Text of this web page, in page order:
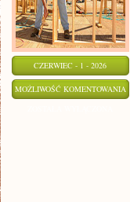
CZERWIEC - 1 - 2026
MOŻLIWOŚĆ KOMENTOWANIA